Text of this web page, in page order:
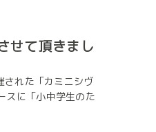
せて頂きまし
れた「カミニシヴ
スに「小中学生のた